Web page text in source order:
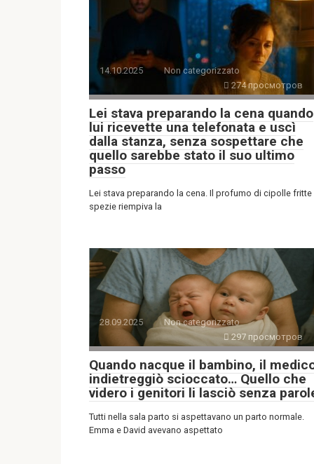
14.10.2025
Non categorizzato
274 просмотров
Lei stava preparando la cena quando
lui ricevette una telefonata e uscì
dalla stanza, senza sospettare che
quello sarebbe stato il suo ultimo
passo
Lei stava preparando la cena. Il profumo di cipolle fritte
spezie riempiva la
28.09.2025
Non categorizzato
297 просмотров
Quando nacque il bambino, il
indietreggiò scioccato… Quello che
videro i genitori li lasciò senza
Tutti nella sala parto si aspettavano un parto normale.
Emma e David avevano aspettato